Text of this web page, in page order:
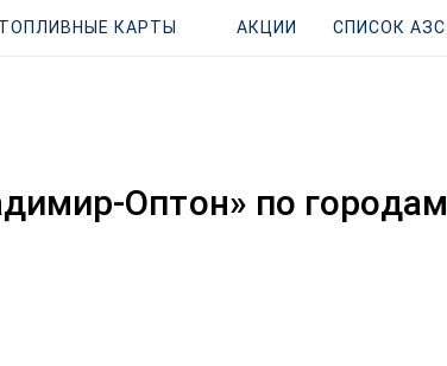
ТОПЛИВНЫЕ КАРТЫ АКЦИИ СПИСОК АЗС
Оптон» по городам